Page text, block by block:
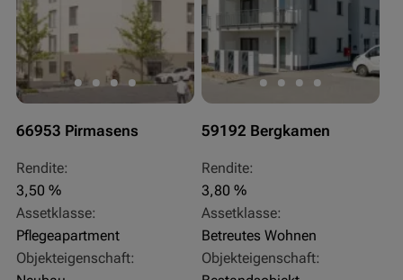
66953 Pirmasens
Rendite:
3,50 %
Assetklasse:
Pflegeapartment
Objekteigenschaft:
59192 Bergkamen
Rendite:
3,80 %
Assetklasse:
Betreutes Wohnen
Objekteigenschaft: